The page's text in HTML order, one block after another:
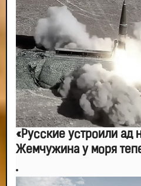
«Русские устроили ад
Жемчужина у моря